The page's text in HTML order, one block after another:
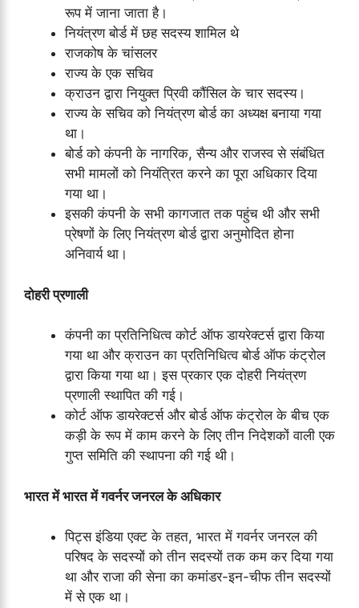
रूप में जाना जाता है।
नियंत्रण बोर्ड में छह सदस्य शामिल थे
राजकोष के चांसलर
राज्य के एक सचिव
क्राउन द्वारा नियुक्त प्रिवी कौंसिल के चार सदस्य।
राज्य के सचिव को नियंत्रण बोर्ड का अध्यक्ष बनाया गया
था।
बोर्ड को कंपनी के नागरिक, सैन्य और राजस्व से संबंधित
सभी मामलों को नियंत्रित करने का पूरा अधिकार दिया
गया था।
इसकी कंपनी के सभी कागजात तक पहुंच थी और सभी
प्रेषणों के लिए नियंत्रण बोर्ड द्वारा अनुमोदित होना
अनिवार्य था।
दोहरी प्रणाली
कंपनी का प्रतिनिधित्व कोर्ट ऑफ डायरेक्टर्स द्वारा किया
गया था और क्राउन का प्रतिनिधित्व बोर्ड ऑफ कंट्रोल
द्वारा किया गया था। इस प्रकार एक दोहरी नियंत्रण
प्रणाली स्थापित की गई।
कोर्ट ऑफ डायरेक्टर्स और बोर्ड ऑफ कंट्रोल के बीच एक
कड़ी के रूप में काम करने के लिए तीन निदेशकों वाली एक
गुप्त समिति की स्थापना की गई थी।
भारत में भारत में गवर्नर जनरल के अधिकार
पिट्स इंडिया एक्ट के तहत, भारत में गवर्नर जनरल की
परिषद के सदस्यों को तीन सदस्यों तक कम कर दिया गया
था और राजा की सेना का कमांडर-इन-चीफ तीन सदस्यों
में से एक था।